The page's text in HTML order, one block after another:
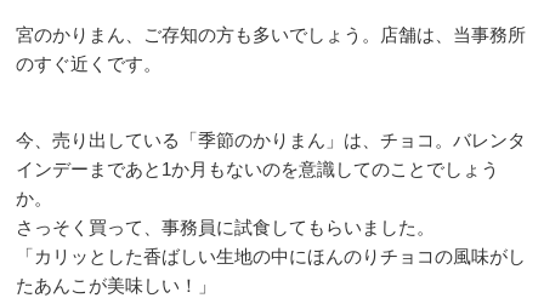
宮のかりまん、ご存知の方も多いでしょう。店舗は、当事務所
のすぐ近くです。
今、売り出している「季節のかりまん」は、チョコ。バレンタ
インデーまであと1か月もないのを意識してのことでしょう
か。
さっそく買って、事務員に試食してもらいました。
「カリッとした香ばしい生地の中にほんのりチョコの風味がし
たあんこが美味しい！」